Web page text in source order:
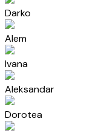
Darko
Alem
Ivana
Aleksandar
Dorotea